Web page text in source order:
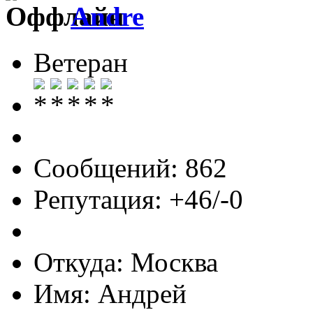
Andre
Ветеран
Сообщений: 862
Репутация: +46/-0
Откуда: Москва
Имя: Андрей